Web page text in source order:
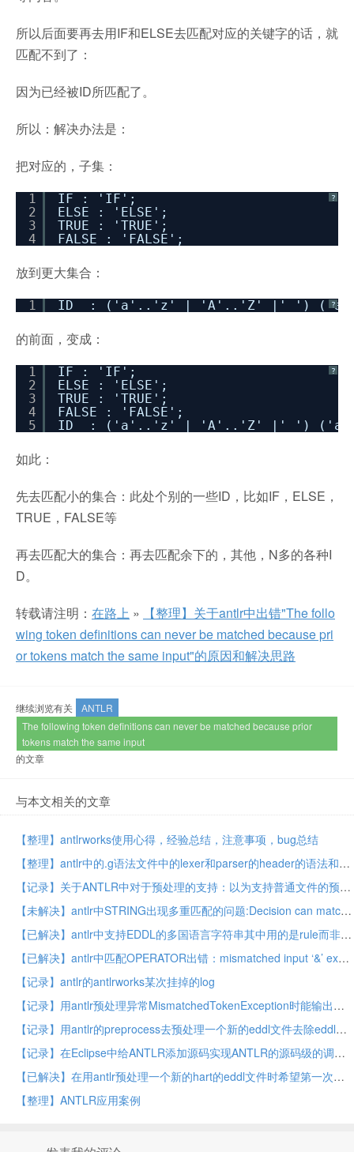
所以后面要再去用IF和ELSE去匹配对应的关键字的话，就
匹配不到了：
因为已经被ID所匹配了。
所以：解决办法是：
把对应的，子集：
?
1
2
3
4
IF : 'IF';
ELSE : 'ELSE';
TRUE : 'TRUE';
FALSE : 'FALSE';
放到更大集合：
?
1 ID : ('a'..'z' | 'A'..'Z' |'_')
的前面，变成：
?
1
2
3
4
5
IF : 'IF';
ELSE : 'ELSE';
TRUE : 'TRUE';
FALSE : 'FALSE';
ID : ('a'..'z' | 'A'..'Z' |'_')
如此：
先去匹配小的集合：此处个别的一些ID，比如IF，ELSE，
TRUE，FALSE等
再去匹配大的集合：再去匹配余下的，其他，N多的各种I
D。
转载请注明： 在路上 »
【整理】关于antlr中出错"The follo
wing token definitions can never be matched because pri
or tokens match the same input"的原因和解决思路
继续浏览有关
ANTLR
The following token definitions can never be matched because prior
tokens match the same input
的文章
与本文相关的文章
【整理】antlrworks使用心得，经验总结，注意事项，bug总结
【整理】antlr中的.g语法文件中的lexer和parser的header的语法和含义
【记录】关于ANTLR中对于预处理的支持：以为支持普通文件的预处理呢，但是实际上是ANTLR自身识别你写的语法文件的预处理
【未解决】antlr中STRING出现多重匹配的问题:Decision can match input such as "STRING" using multiple alternatives: 1, 2
【已解决】antlr中支持EDDL的多国语言字符串其中用的是rule而非token
【已解决】antlr中匹配OPERATOR出错：mismatched input ‘&’ expecting set null
【记录】antlr的antlrworks某次挂掉的log
【记录】用antlr预处理异常MismatchedTokenException时能输出更详细的信息
【记录】用antlr的preprocess去预处理一个新的eddl文件去除eddl中不支持的元素对应的文件内容
【记录】在Eclipse中给ANTLR添加源码实现ANTLR的源码级的调试
【已解决】在用antlr预处理一个新的hart的eddl文件时希望第一次出错就退出
【整理】ANTLR应用案例